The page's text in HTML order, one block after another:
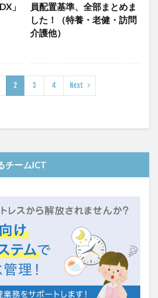
」
員配置基準、全部まとめま
した！（特養・老健・訪問
介護他）
2 3 4 Next
チームICT
ーム
コーチング
オリブ園
コンピテンシー
ジャイ子
ショートヘアー
フ不足
スタッフ定着
補助金
アドバイス
アルコール消毒
いづみデイサービスセンター
エイプリルドリーム
エニアグラム
ご スッキリ
スマート介護